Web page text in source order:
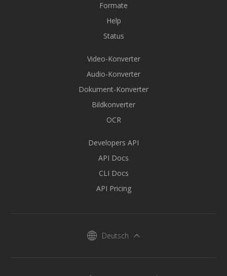
Formate
Help
Status
Video-Konverter
Audio-Konverter
Dokument-Konverter
Bildkonverter
OCR
Developers API
API Docs
CLI Docs
API Pricing
Deutsch